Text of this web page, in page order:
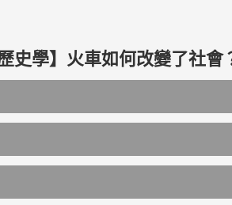
史學】火車如何改變了社會